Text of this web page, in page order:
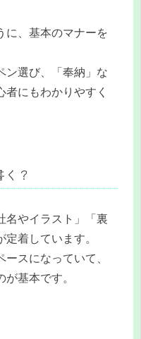
に、基本のマナーを
ン選び、「奉納」な
者にもわかりやすく
？
名やイラスト」「裏
着しています。
スになっていて、
基本です。